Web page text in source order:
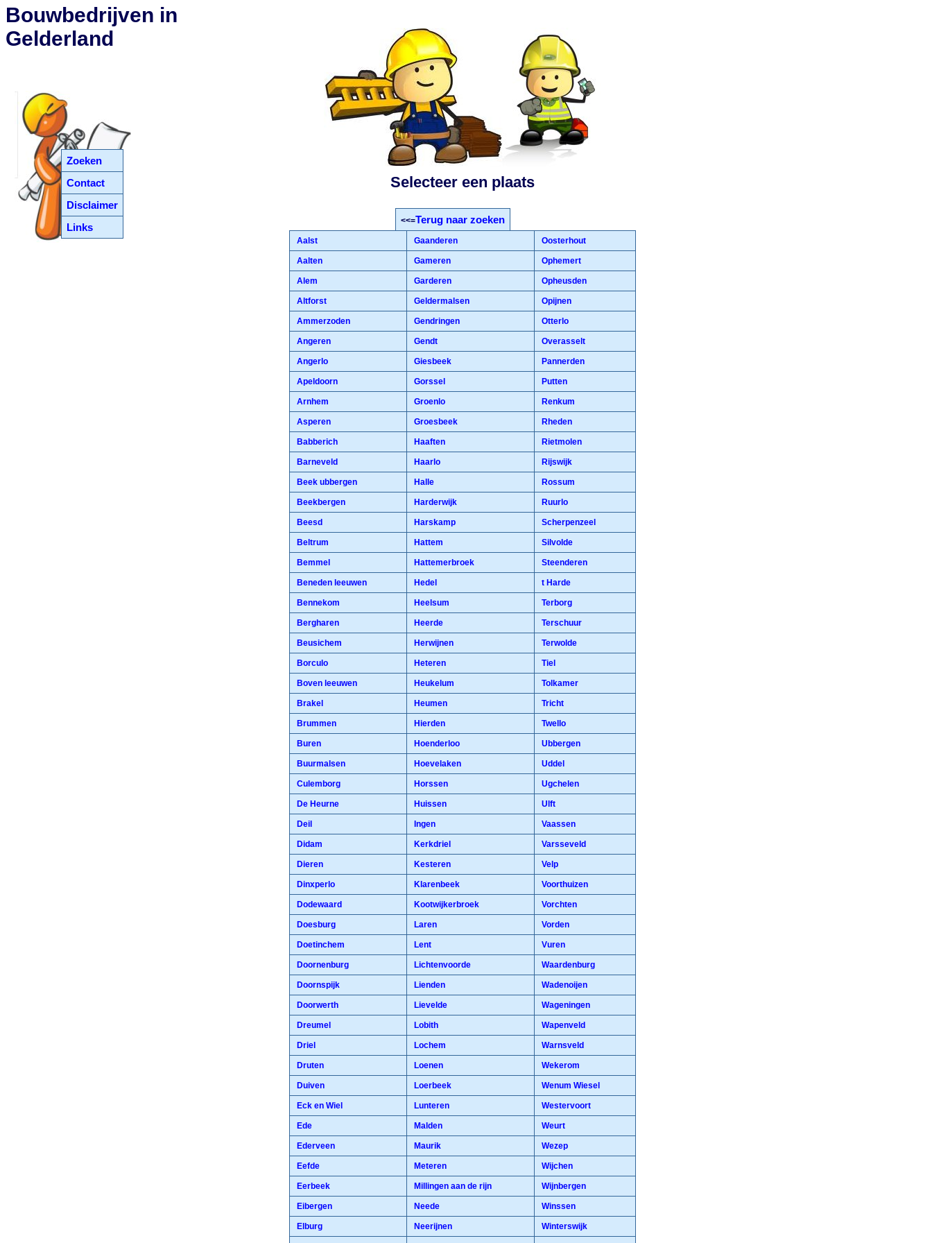
Zoeken
Contact
Disclaimer
Links
Bouwbedrijven in
Gelderland
Selecteer een plaats
<<=Terug naar zoeken
Aalst Gaanderen Oosterhout
Aalten Gameren Ophemert
Alem Garderen Opheusden
Altforst Geldermalsen Opijnen
Ammerzoden Gendringen Otterlo
Angeren Gendt Overasselt
Angerlo Giesbeek Pannerden
Apeldoorn Gorssel Putten
Arnhem Groenlo Renkum
Asperen Groesbeek Rheden
Babberich Haaften Rietmolen
Barneveld Haarlo Rijswijk
Beek ubbergen Halle Rossum
Beekbergen Harderwijk Ruurlo
Beesd Harskamp Scherpenzeel
Beltrum Hattem Silvolde
Bemmel Hattemerbroek Steenderen
Beneden leeuwen Hedel t Harde
Bennekom Heelsum Terborg
Bergharen Heerde Terschuur
Beusichem Herwijnen Terwolde
Borculo Heteren Tiel
Boven leeuwen Heukelum Tolkamer
Brakel Heumen Tricht
Brummen Hierden Twello
Buren Hoenderloo Ubbergen
Buurmalsen Hoevelaken Uddel
Culemborg Horssen Ugchelen
De Heurne Huissen Ulft
Deil Ingen Vaassen
Didam Kerkdriel Varsseveld
Dieren Kesteren Velp
Dinxperlo Klarenbeek Voorthuizen
Dodewaard Kootwijkerbroek Vorchten
Doesburg Laren Vorden
Doetinchem Lent Vuren
Doornenburg Lichtenvoorde Waardenburg
Doornspijk Lienden Wadenoijen
Doorwerth Lievelde Wageningen
Dreumel Lobith Wapenveld
Driel Lochem Warnsveld
Druten Loenen Wekerom
Duiven Loerbeek Wenum Wiesel
Eck en Wiel Lunteren Westervoort
Ede Malden Weurt
Ederveen Maurik Wezep
Eefde Meteren Wijchen
Eerbeek Millingen aan de rijn Wijnbergen
Eibergen Neede Winssen
Elburg Neerijnen Winterswijk